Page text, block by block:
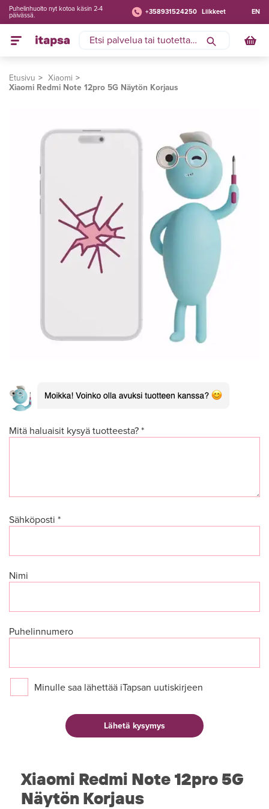
+358931524250 Liikkeet
Puhelinhuolto nyt kotoa käsin 2-4
päivässä.
EN
Etusivu
Xiaomi
Xiaomi Redmi Note 12pro 5G Näytön Korjaus
Mitä haluaisit kysyä tuotteesta? *
Sähköposti *
Nimi
Puhelinnumero
Minulle saa lähettää iTapsan uutiskirjeen
Xiaomi Redmi Note 12pro 5G
Näytön Korjaus